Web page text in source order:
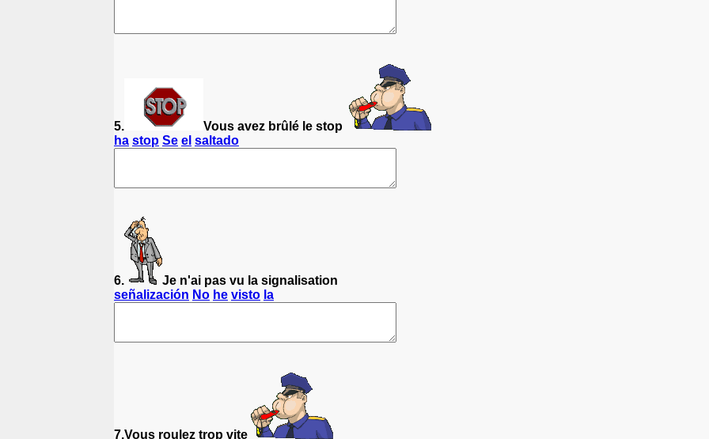
5.
Vous avez brûlé le stop
ha stop Se el saltado
6.
Je n'ai pas vu la signalisation
señalización No he visto la
7.Vous roulez trop vite